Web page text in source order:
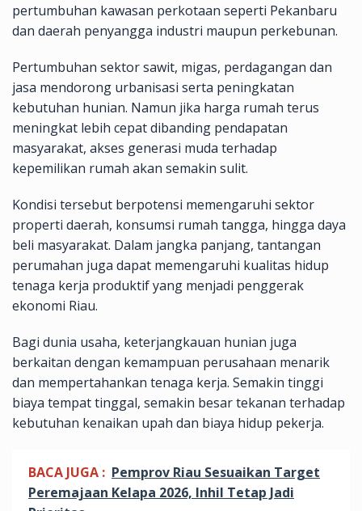
pertumbuhan kawasan perkotaan seperti Pekanbaru
dan daerah penyangga industri maupun perkebunan.
Pertumbuhan sektor sawit, migas, perdagangan dan
jasa mendorong urbanisasi serta peningkatan
kebutuhan hunian. Namun jika harga rumah terus
meningkat lebih cepat dibanding pendapatan
masyarakat, akses generasi muda terhadap
kepemilikan rumah akan semakin sulit.
Kondisi tersebut berpotensi memengaruhi sektor
properti daerah, konsumsi rumah tangga, hingga daya
beli masyarakat. Dalam jangka panjang, tantangan
perumahan juga dapat memengaruhi kualitas hidup
tenaga kerja produktif yang menjadi penggerak
ekonomi Riau.
Bagi dunia usaha, keterjangkauan hunian juga
berkaitan dengan kemampuan perusahaan menarik
dan mempertahankan tenaga kerja. Semakin tinggi
biaya tempat tinggal, semakin besar tekanan terhadap
kebutuhan kenaikan upah dan biaya hidup pekerja.
BACA JUGA : Pemprov Riau Sesuaikan Target
Peremajaan Kelapa 2026, Inhil Tetap Jadi